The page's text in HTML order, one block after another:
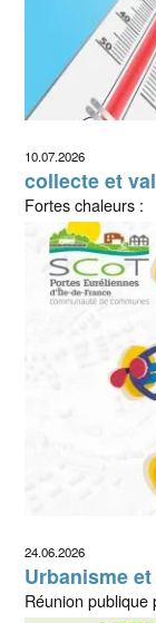
10.07.2026
collecte et
Fortes chaleurs :
24.06.2026
Urbanisme
Réunion publique